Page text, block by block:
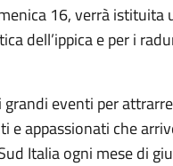
16, verrà istituita
dell’ippica e per i
eventi per
e appassionati che
Italia ogni mese di